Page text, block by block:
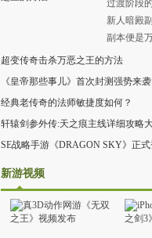
过渡阶段
新人暗殿
副本便是
超变传奇击杀万恶之王的方法
《皇帝那些事儿》首次封测强势来袭
经典老传奇的法师敏捷度如何？
轩辕剑参外传:天之痕主线详细攻略
SE战略手游《DRAGON SKY》正
新游视频